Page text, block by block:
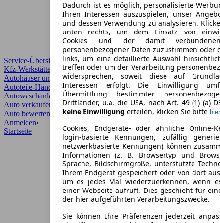
Service-Übersicht
Kfz-Werkstätten
Autohäuser und Händler
Autoteile-Händler
Autowaschanlagen
Auto verkaufen
Auto bewerten
Anmelden›
Dadurch ist es möglich, personalisierte
Ihren Interessen auszuspielen, unser
und dessen Verwendung zu analysieren.
unten rechts, um dem Einsatz von
Cookies und der damit
personenbezogener Daten zuzustimmen oder
links, um eine detaillierte Auswahl
treffen oder um der Verarbeitung
widersprechen, soweit diese auf
Interessen erfolgt. Die Einwilligung
Übermittlung bestimmter
Drittländer, u.a. die USA, nach Art. 49 (1) (a)
keine Einwilligung erteilen, klicken Sie bitte hier
Cookies, Endgeräte- oder ähnliche Online-
login-basierte Kennungen, zufällig
netzwerkbasierte Kennungen) können
Informationen (z. B. Browsertyp und
Sprache, Bildschirmgröße, unterstützte
Ihrem Endgerät gespeichert oder von dort
um es jedes Mal wiederzuerkennen, wenn
einer Webseite aufruft. Dies geschieht für
der hier aufgeführten Verarbeitungszwecke.
Sie können Ihre Präferenzen jederzeit
Startseite